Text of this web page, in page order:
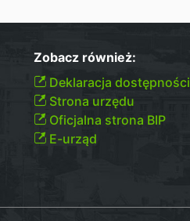
Zobacz również:
Deklaracja dostępności
Strona urzędu
Oficjalna strona BIP
E-urząd